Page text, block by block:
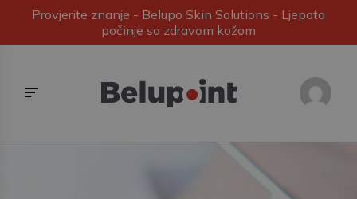
Provjerite znanje - Belupo Skin Solutions - Ljepota
počinje sa zdravom kožom